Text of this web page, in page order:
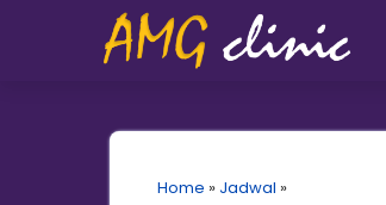
Home » Jadwal »